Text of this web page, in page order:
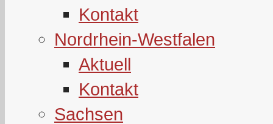
Kontakt
Nordrhein-Westfalen
Aktuell
Kontakt
Sachsen